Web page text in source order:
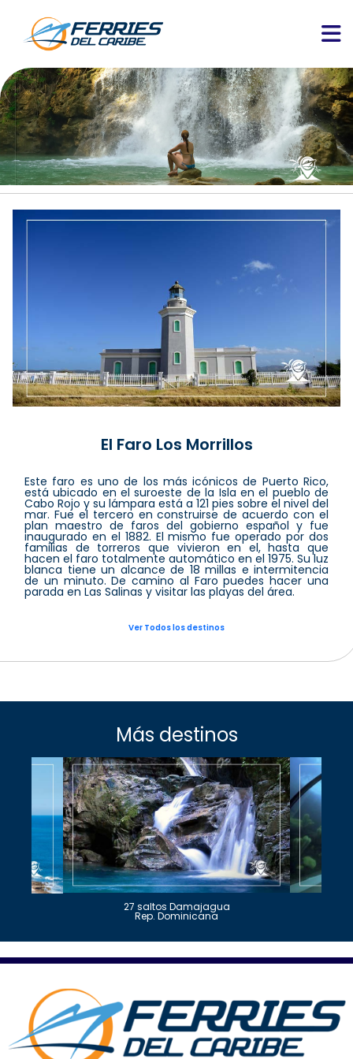
El Faro Los Morrillos
Este faro es uno de los más icónicos de Puerto Rico,
está ubicado en el suroeste de la Isla en el pueblo de
Cabo Rojo y su lámpara está a 121 pies sobre el nivel del
mar. Fue el tercero en construirse de acuerdo con el
plan maestro de faros del gobierno español y fue
inaugurado en el 1882. El mismo fue operado por dos
familias de torreros que vivieron en el, hasta que
hacen el faro totalmente automático en el 1975. Su luz
blanca tiene un alcance de 18 millas e intermitencia
de un minuto. De camino al Faro puedes hacer una
parada en Las Salinas y visitar las playas del área.
Ver Todos los destinos
Más destinos
27 saltos Damajagua
Rep. Dominicana